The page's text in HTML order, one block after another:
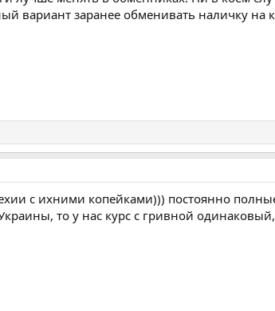
вариант заранее обменивать наличку
с ихними копейками))) постоянно
то у нас курс с гривной